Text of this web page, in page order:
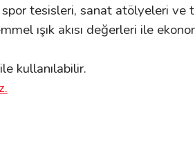
tesisleri, sanat atölyeleri ve
ışık akısı değerleri ile
kullanılabilir.